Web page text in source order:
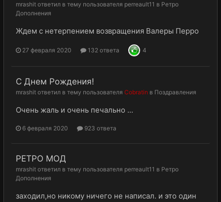
mrashit ответил в тему пользователя perreault11 в Ретро
Дополнения
Ждем с нетерпением возвращения Валеры Перро
27 февраля 2020 132 ответа 4
С Днем Рождения!
mrashit ответил в тему пользователя Cobratin в Поздравления
Очень жаль и очень печально ...
6 февраля 2020 923 ответа
РЕТРО МОД
mrashit ответил в тему пользователя perreault11 в Ретро
Дополнения
заходил,но никому ничего не написал. и это один